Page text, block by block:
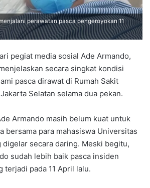
perawatan pasca pengeroyokan 11
pegiat media sosial Ade Armando,
secara singkat kondisi
pasca dirawat di Rumah Sakit
Selatan selama dua pekan.
Armando masih belum kuat untuk
bersama para mahasiswa Universitas
digelar secara daring. Meski begitu,
sudah lebih baik pasca insiden
terjadi pada 11 April lalu.